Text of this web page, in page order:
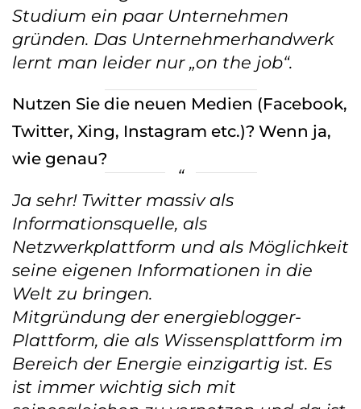
Studium ein paar Unternehmen
gründen. Das Unternehmerhandwerk
lernt man leider nur „on the job“.
Nutzen Sie die neuen Medien (Facebook,
Twitter, Xing, Instagram etc.)? Wenn ja,
wie genau?
Ja sehr! Twitter massiv als
Informationsquelle, als
Netzwerkplattform und als Möglichkeit
seine eigenen Informationen in die
Welt zu bringen.
Mitgründung der energieblogger-
Plattform, die als Wissensplattform im
Bereich der Energie einzigartig ist. Es
ist immer wichtig sich mit